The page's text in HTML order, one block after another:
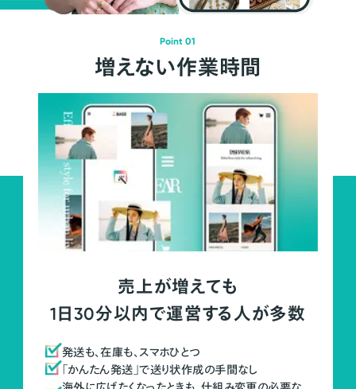
Point 01
増えない作業時間
売上が増えても
1日30分以内で運営する人が多数
発送も、在庫も、スマホひとつ
「かんたん発送」で送り状作成の手間なし